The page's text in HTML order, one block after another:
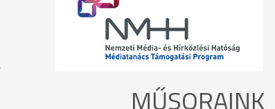
MŰSORAINK